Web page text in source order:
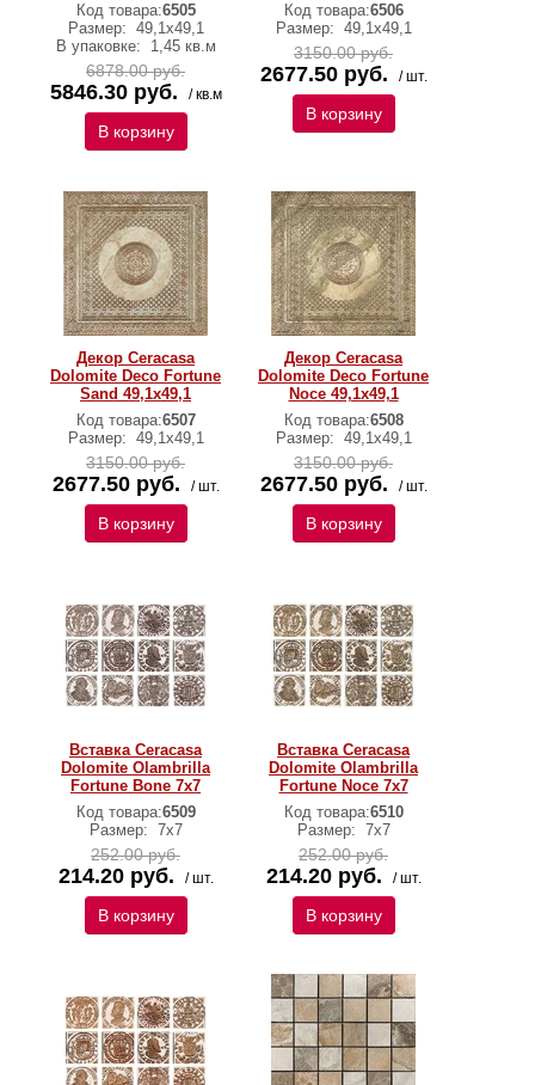
Код товара:6505
Размер: 49,1x49,1
В упаковке:
1,45 кв.м
6878.00 руб.
5846.30 руб. / кв.м
В корзину
Код товара:6506
Размер: 49,1x49,1
3150.00 руб.
2677.50 руб. / шт.
В корзину
Декор Ceracasa
Dolomite Deco Fortune
Sand 49,1x49,1
Код товара:6507
Размер: 49,1x49,1
3150.00 руб.
2677.50 руб. / шт.
В корзину
Декор Ceracasa
Dolomite Deco Fortune
Noce 49,1x49,1
Код товара:6508
Размер: 49,1x49,1
3150.00 руб.
2677.50 руб. / шт.
В корзину
Вставка Ceracasa
Dolomite Olambrilla
Fortune Bone 7x7
Код товара:6509
Размер: 7x7
252.00 руб.
214.20 руб. / шт.
В корзину
Вставка Ceracasa
Dolomite Olambrilla
Fortune Noce 7x7
Код товара:6510
Размер: 7x7
252.00 руб.
214.20 руб. / шт.
В корзину